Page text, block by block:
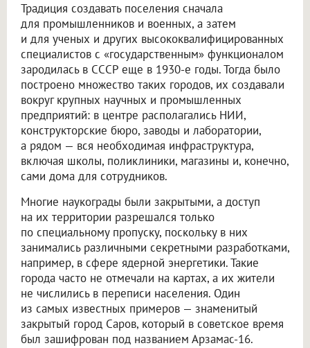
Традиция создавать поселения сначала
для промышленников и военных, а затем
и для ученых и других высококвалифицированных
специалистов с «государственным» функционалом
зародилась в СССР еще в 1930-е годы. Тогда было
построено множество таких городов, их создавали
вокруг крупных научных и промышленных
предприятий: в центре располагались НИИ,
конструкторские бюро, заводы и лаборатории,
а рядом — вся необходимая инфраструктура,
включая школы, поликлиники, магазины и, конечно,
сами дома для сотрудников.
Многие наукограды были закрытыми, а доступ
на их территории разрешался только
по специальному пропуску, поскольку в них
занимались различными секретными разработками,
например, в сфере ядерной энергетики. Такие
города часто не отмечали на картах, а их жители
не числились в переписи населения. Один
из самых известных примеров — знаменитый
закрытый город Саров, который в советское время
был зашифрован под названием Арзамас-16.